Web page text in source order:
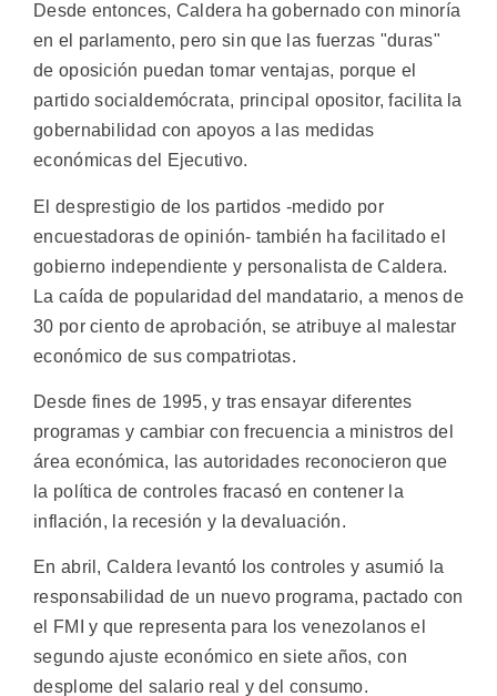
Desde entonces, Caldera ha gobernado con minoría
en el parlamento, pero sin que las fuerzas "duras"
de oposición puedan tomar ventajas, porque el
partido socialdemócrata, principal opositor, facilita la
gobernabilidad con apoyos a las medidas
económicas del Ejecutivo.
El desprestigio de los partidos -medido por
encuestadoras de opinión- también ha facilitado el
gobierno independiente y personalista de Caldera.
La caída de popularidad del mandatario, a menos de
30 por ciento de aprobación, se atribuye al malestar
económico de sus compatriotas.
Desde fines de 1995, y tras ensayar diferentes
programas y cambiar con frecuencia a ministros del
área económica, las autoridades reconocieron que
la política de controles fracasó en contener la
inflación, la recesión y la devaluación.
En abril, Caldera levantó los controles y asumió la
responsabilidad de un nuevo programa, pactado con
el FMI y que representa para los venezolanos el
segundo ajuste económico en siete años, con
desplome del salario real y del consumo.